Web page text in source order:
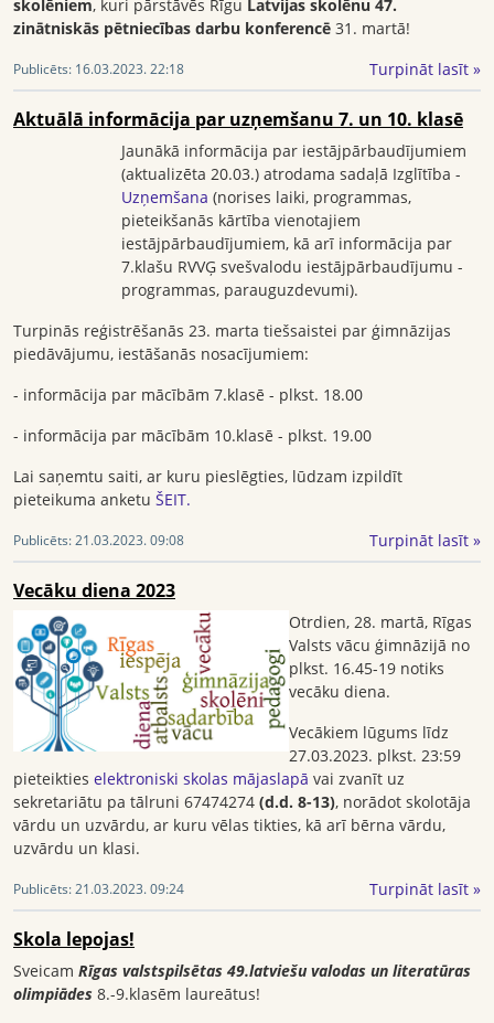
skolēniem, kuri pārstāvēs Rīgu Latvijas skolēnu 47.
zinātniskās pētniecības darbu konferencē 31. martā!
Publicēts: 16.03.2023. 22:18 Turpināt lasīt »
Aktuālā informācija par uzņemšanu 7. un 10. klasē
Jaunākā informācija par iestājpārbaudījumiem
(aktualizēta 20.03.) atrodama sadaļā Izglītība -
Uzņemšana (norises laiki, programmas,
pieteikšanās kārtība vienotajiem
iestājpārbaudījumiem, kā arī informācija par
7.klašu RVVĢ svešvalodu iestājpārbaudījumu -
programmas, parauguzdevumi).
Turpinās reģistrēšanās 23. marta tiešsaistei par ģimnāzijas
piedāvājumu, iestāšanās nosacījumiem:
- informācija par mācībām 7.klasē - plkst. 18.00
- informācija par mācībām 10.klasē - plkst. 19.00
Lai saņemtu saiti, ar kuru pieslēgties, lūdzam izpildīt
pieteikuma anketu ŠEIT.
Publicēts:21.03.2023. 09:08 Turpināt lasīt »
Vecāku diena 2023
Otrdien, 28. martā, Rīgas
Valsts vācu ģimnāzijā no
plkst. 16.45-19 notiks
vecāku diena.
Vecākiem lūgums līdz
27.03.2023. plkst. 23:59
pieteikties elektroniski skolas mājaslapā vai zvanīt uz
sekretariātu pa tālruni 67474274 (d.d. 8-13), norādot skolotāja
vārdu un uzvārdu, ar kuru vēlas tikties, kā arī bērna vārdu,
uzvārdu un klasi.
Publicēts:21.03.2023. 09:24 Turpināt lasīt »
Skola lepojas!
Sveicam Rīgas valstspilsētas 49.latviešu valodas un literatūras
olimpiādes 8.-9.klasēm laureātus!